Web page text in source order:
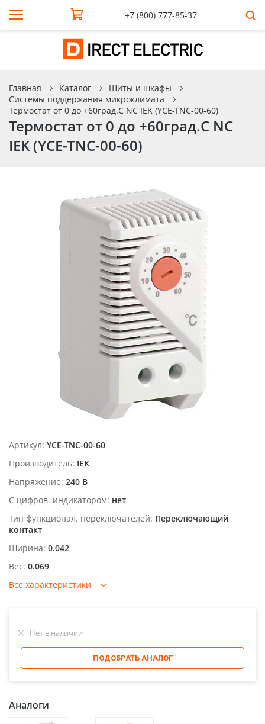
+7 (800) 777-85-37
Главная Каталог
Щиты и шкафы
Системы поддержания микроклимата
Термостат от 0 до +60град.C NC IEK (YCE-TNC-00-60)
Термостат от 0 до +60град.C NC
IEK (YCE-TNC-00-60)
Артикул: YCE-TNC-00-60
Производитель: IEK
Напряжение: 240 В
С цифров. индикатором: нет
Тип функционал. переключателей: Переключающий
контакт
Ширина: 0.042
Вес: 0.069
Все характеристики
Нет в наличии
ПОДОБРАТЬ АНАЛОГ
Аналоги